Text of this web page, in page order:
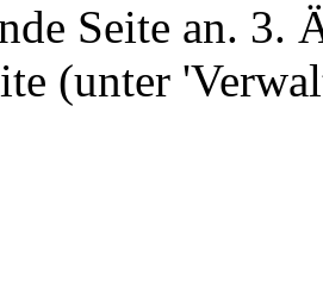
Seite an. 3.
(unter